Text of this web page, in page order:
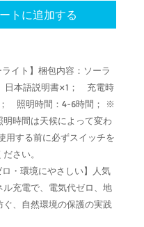
トに追加する
ライト】梱包内容：ソーラ
日本語説明書×1； 充電時
照明時間：4-6時間； ※
明時間は天候によって変わ
用する前に必ずスイッチを
さい。
ロ・環境にやさしい】人気
ル充電で、電気代ゼロ、地
ぐ、自然環境の保護の実践